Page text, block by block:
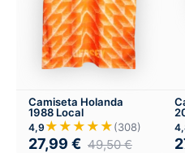
Camiseta Holanda
1988 Local
4,9 ★★★★★(308)
27,99 € 49,50€